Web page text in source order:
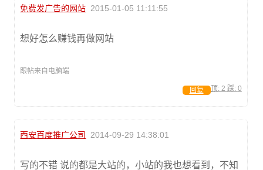
免费发广告的网站 2015-01-05 11:11:55
想好怎么赚钱再做网站
跟帖来自电脑端
顶: 2 踩: 0
回复
西安百度推广公司 2014-09-29 14:38:01
写的不错 说的都是大站的，小站的我也想看到，不知